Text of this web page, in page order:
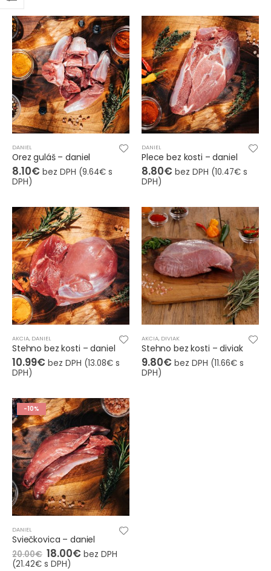
DANIEL
Orez guláš – daniel
8.10€ bez DPH (9.64€ s
DPH)
DANIEL
Plece bez kosti – daniel
8.80€ bez DPH (10.47€ s
DPH)
AKCIA, DANIEL
Stehno bez kosti – daniel
10.99€ bez DPH (13.08€ s
DPH)
AKCIA, DIVIAK
Stehno bez kosti – diviak
9.80€ bez DPH (11.66€ s
DPH)
-10%
DANIEL
Sviečkovica – daniel
20.00€ 18.00€ bez DPH
(21.42€ s DPH)